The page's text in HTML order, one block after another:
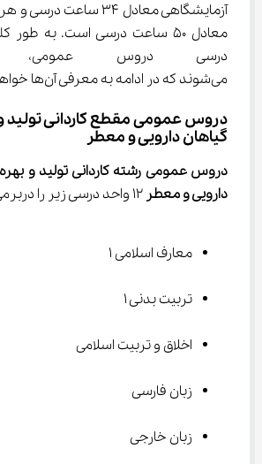
آزمایشگاهی معادل 34
معادل 50 ساعت درسی است. به
درسی دروس
می‌شوند که در ادامه به معرفی آن‌ها خواهیم پرداخت.
دروس عمومی مقطع کاردانی تولید و
گیاهان دارویی و معطر
دروس عمومی رشته ﻛﺎردانی ﺗﻮلید و
دارویی و ﻣﻌﻄﺮ 12 واحد درسی زیر را دربرمی‌گیرد:
معارف اسلامی 1
تربیت بدنی 1
اخلاق و تربیت اسلامی
زبان فارسی
زبان خارجی